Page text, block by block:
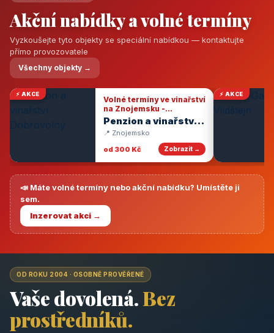
Akční nabídky a volné termíny
Vyzkoušejte tyto objekty se speciální nabídkou — kontaktujte
přímo provozovatele
Všechny objekty →
⚡ AKCE
Volné termíny ve vinařství
na Znojemsku -
degustace vín
Penzion a vinařství
Dobrovolný
📍 Znojemsko
od 300 Kč
Zobrazit →
⚡ AKCE
📣 Máte volné termíny nebo akční nabídku? Umístěte ji
sem.
Inzerovat akci →
OD ROKU 2004 · OSOBNĚ PROVĚŘENÉ
Vaše dovolená.Bez
prostředníků.